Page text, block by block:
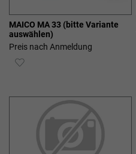
MAICO MA 33 (bitte Variante
auswählen)
Preis nach Anmeldung
ZUR
HINZUFÜGEN